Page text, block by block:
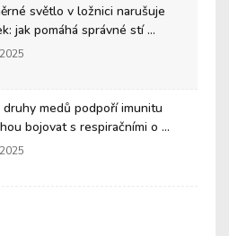
světlo v ložnici narušuje
jak pomáhá správné stí ...
medů podpoří imunitu
bojovat s respiračními o ...